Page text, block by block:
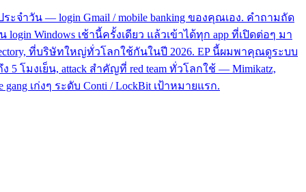
ระจำวัน — login Gmail / mobile banking ของคุณเอง. คำถามถัด
Windows เช้านี้ครั้งเดียว แล้วเข้าได้ทุก app ที่เปิดต่อๆ มา
ที่บริษัทใหญ่ทั่วโลกใช้กันในปี 2026. EP นี้ผมพาคุณดูระบบ
5 โมงเย็น, attack สำคัญที่ red team ทั่วโลกใช้ — Mimikatz,
gang เก่งๆ ระดับ Conti / LockBit เป้าหมายแรก.